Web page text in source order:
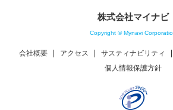
株式会社マイナビ
Copyright © Mynavi
会社概要 アクセス サスティナビリティ
個人情報保護方針